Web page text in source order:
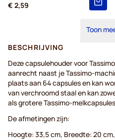
€ 2,59
Toon
BESCHRIJVING
Deze capsulehouder voor
aanrecht naast je Tassimo-
plaats aan 64 capsules en kan
van verchroomd staal en kan
als grotere Tassimo-
De afmetingen zijn:
Hoogte: 33,5 cm, Breedte: 20